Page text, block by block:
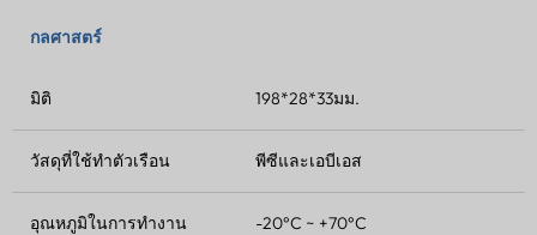
กลศาสตร์
มิติ 198*28*33มม.
วัสดุที่ใช้ทำตัวเรือน พีซีและเอบีเอส
อุณหภูมิในการทำงาน -20°C ~ +70°C